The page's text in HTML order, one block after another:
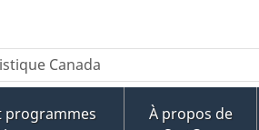
programmes
À propos de